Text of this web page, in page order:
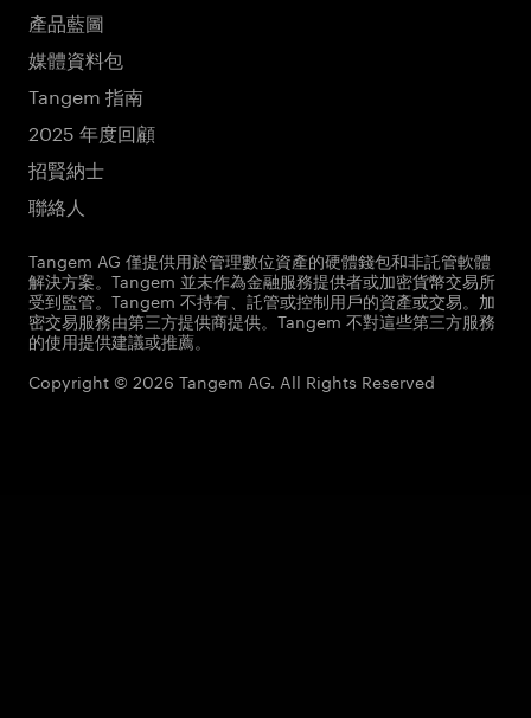
產品藍圖
媒體資料包
Tangem 指南
2025 年度回顧
招賢納士
聯絡人
Tangem AG 僅提供用於管理數位資產的硬體錢包和非託管軟體
解決方案。Tangem 並未作為金融服務提供者或加密貨幣交易所
受到監管。Tangem 不持有、託管或控制用戶的資產或交易。加
密交易服務由第三方提供商提供。Tangem 不對這些第三方服務
的使用提供建議或推薦。